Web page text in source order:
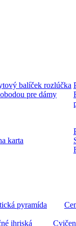
balíček rozlúčka
pre dámy
karta
pyramída
ihriská